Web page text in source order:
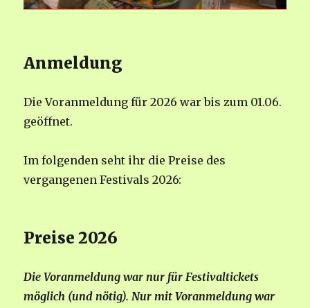
Anmeldung
Die Voranmeldung für 2026 war bis zum 01.06.
geöffnet.
Im folgenden seht ihr die Preise des
vergangenen Festivals 2026:
Preise 2026
Die Voranmeldung war nur für Festivaltickets
möglich (und nötig). Nur mit Voranmeldung war